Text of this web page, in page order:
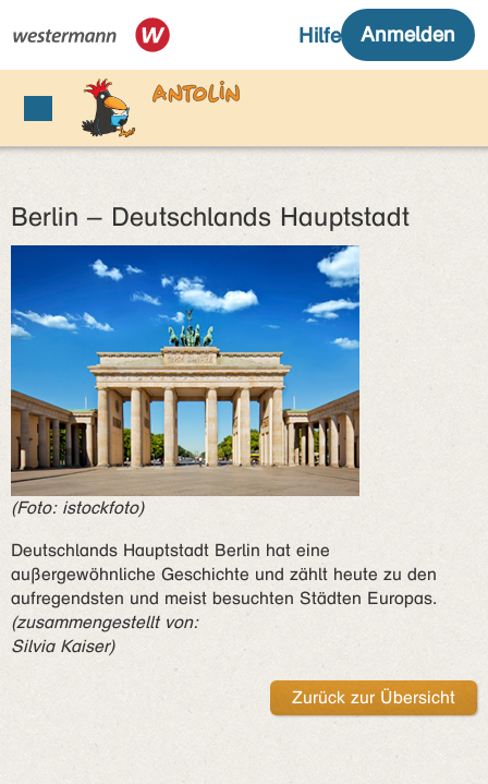
Berlin – Deutschlands Hauptstadt
(Foto: istockfoto)
Deutschlands Hauptstadt Berlin hat eine
außergewöhnliche Geschichte und zählt heute zu den
aufregendsten und meist besuchten Städten Europas.
(zusammengestellt von:
Silvia Kaiser)
Zurück zur Übersicht